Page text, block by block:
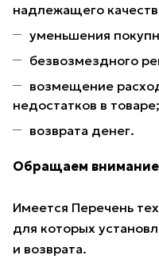
надлежащего
уменьшения
безвозмездного
возмещение
недостатков в товаре;
возврата денег.
Обращаем
Имеется Перечень
для которых
и возврата.